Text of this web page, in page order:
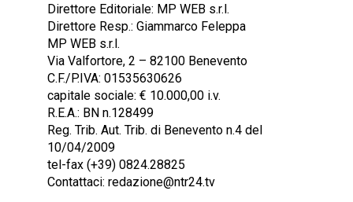
Direttore Editoriale: MP WEB s.r.l.
Direttore Resp.: Giammarco Feleppa
MP WEB s.r.l.
Via Valfortore, 2 – 82100 Benevento
C.F./P.IVA: 01535630626
capitale sociale: € 10.000,00 i.v.
R.E.A.: BN n.128499
Reg. Trib. Aut. Trib. di Benevento n.4 del
10/04/2009
tel-fax (+39) 0824.28825
Contattaci: redazione@ntr24.tv